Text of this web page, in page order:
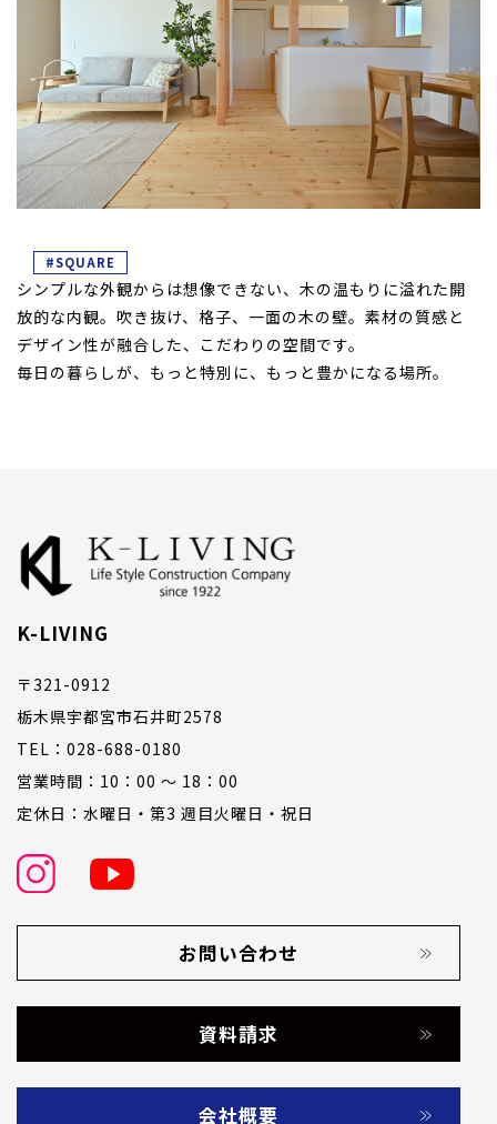
#SQUARE
シンプルな外観からは想像できない、 木の温もりに溢れた開
放的な内観。 吹き抜け、 格子、 一面の木の壁。 素材の質感と
デザイン性が融合した、 こだわりの空間です。
毎日の暮らしが、 もっと特別に、 もっと豊かになる場所。
K-LIVING
〒321-0912
栃木県宇都宮市石井町2578
TEL：028-688-0180
営業時間：10：00 ～ 18：00
定休日：水曜日・第3 週目火曜日・祝日
お問い合わせ
資料請求
会社概要